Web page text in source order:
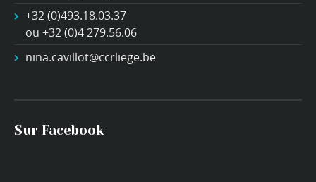
+32 (0)493.18.03.37
ou +32 (0)4 279.56.06
nina.cavillot@ccrliege.be
Sur Facebook